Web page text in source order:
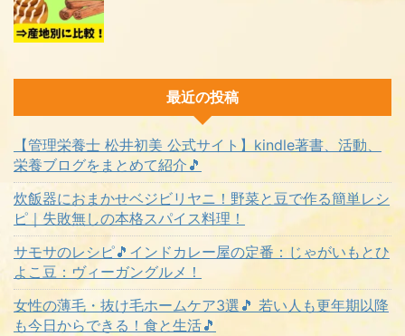
最近の投稿
【管理栄養士 松井初美 公式サイト】kindle著書、活動、
栄養ブログをまとめて紹介🎵
炊飯器におまかせベジビリヤニ！野菜と豆で作る簡単レシ
ピ｜失敗無しの本格スパイス料理！
サモサのレシピ🎵インドカレー屋の定番：じゃがいもとひ
よこ豆：ヴィーガングルメ！
女性の薄毛・抜け毛ホームケア3選🎵 若い人も更年期以降
も今日からできる！食と生活🎵